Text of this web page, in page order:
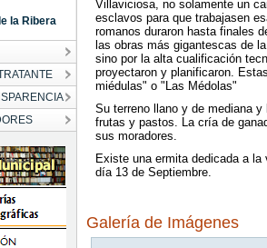
la Ribera
Villaviciosa, no solamente un
esclavos para que trabajasen
romanos duraron hasta finales
las obras más gigantescas de
sino por la alta cualificación
proyectaron y planificaron.
miédulas" o "Las Médolas"
Su terreno llano y de mediana
frutas y pastos. La cría de
sus moradores.
Existe una ermita dedicada a
día 13 de Septiembre.
Galería de Imágenes